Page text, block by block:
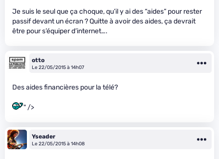
Je suis le seul que ça choque, qu’il y ai des “aides” pour rester
passif devant un écran ? Quitte à avoir des aides, ça devrait
être pour s’équiper d’internet….
otto
Le 22/05/2015 à 14h07
Des aides financières pour la télé?
" />
Yseader
Le 22/05/2015 à 14h08